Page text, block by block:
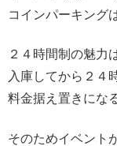
コインパーキング
２４時間制の魅力
入庫してから２４
料金据え置きにな
そのためイベント